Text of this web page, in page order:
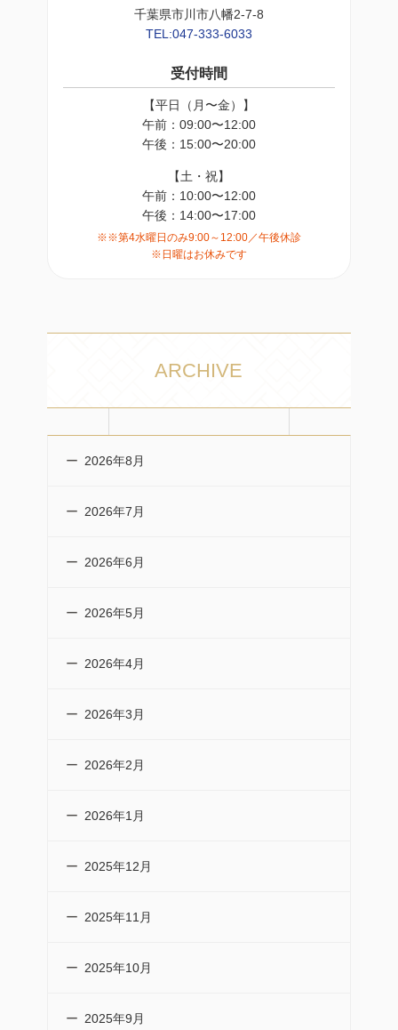
千葉県市川市八幡2-7-8
TEL:047-333-6033
受付時間
【平日（月〜金）】
午前：09:00〜12:00
午後：15:00〜20:00
【土・祝】
午前：10:00〜12:00
午後：14:00〜17:00
※※第4水曜日のみ9:00～12:00／午後休診
※日曜はお休みです
ARCHIVE
2026年8月
2026年7月
2026年6月
2026年5月
2026年4月
2026年3月
2026年2月
2026年1月
2025年12月
2025年11月
2025年10月
2025年9月